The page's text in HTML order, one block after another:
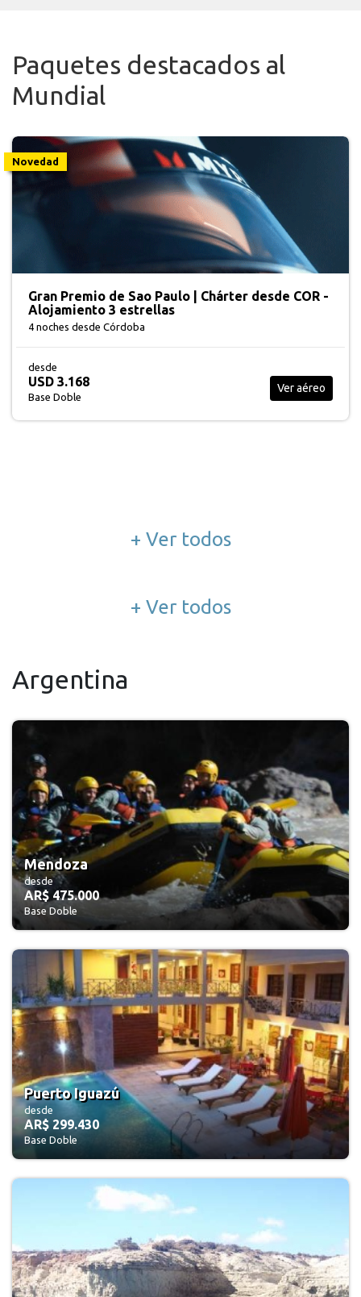
Paquetes destacados al
Mundial
Novedad
Gran Premio de Sao Paulo | Chárter desde COR -
Alojamiento 3 estrellas
4 noches desde Córdoba
desde
USD 3.168
Base Doble
Ver aéreo
+ Ver todos
+ Ver todos
Argentina
Mendoza
desde
AR$ 475.000
Base Doble
Puerto Iguazú
desde
AR$ 299.430
Base Doble